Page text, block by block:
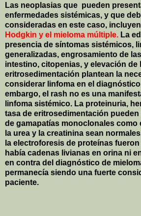
Las neoplasias que pueden
enfermedades sistémicas, y que
consideradas en este caso, incluyen
Hodgkin y el mieloma múltiple. La
presencia de síntomas sistémicos,
generalizadas, engrosamiento de
intestino, citopenias, y elevación de
eritrosedimentación plantean la
considerar linfoma en el
embargo, el rash no es una
linfoma sistémico. La proteinuria,
tasa de eritrosedimentación
de gamapatías monoclonales como
la urea y la creatinina sean
la electroforesis de proteínas
había cadenas livianas en orina ni
en contra del diagnóstico de
permanecía siendo una fuerte
paciente.